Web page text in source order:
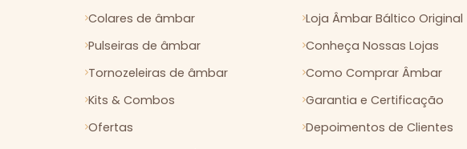
Colares de âmbar
Pulseiras de âmbar
Tornozeleiras de âmbar
Kits & Combos
Ofertas
Loja Âmbar Báltico Original
Conheça Nossas Lojas
Como Comprar Âmbar
Garantia e Certificação
Depoimentos de Clientes